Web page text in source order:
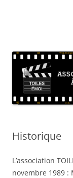
Historique
L’association
novembre 1989 :